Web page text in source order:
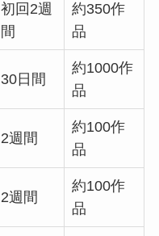
初回2週
間
約350作
品
30日間
約1000作
品
2週間
約100作
品
2週間
約100作
品